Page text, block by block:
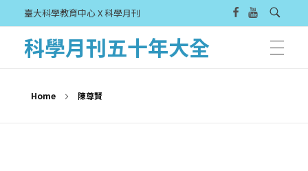
臺大科學教育中心 X 科學月刊
科學月刊五十年大全
Home 陳尊賢